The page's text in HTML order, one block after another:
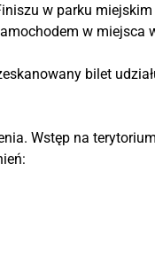
w parku
w miejsca
bilet
Wstęp na